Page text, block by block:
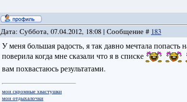
Дата: Суббота, 07.04.2012, 18:08 | Сообщение # 183
У меня большая радость, я так давно мечтала
поверила когда мне сказали что я в списке
вам похвастаюсь результатами.
мои скромные хвастушки
мои отдыхалочки